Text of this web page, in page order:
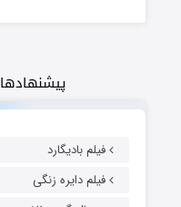
پیشنهادها
فیلم بادیگارد
فیلم دایره زنگی